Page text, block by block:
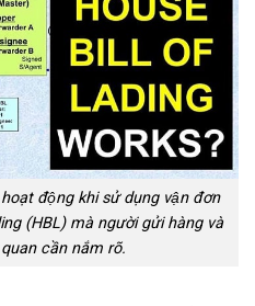
động khi sử dụng vận đơn
(HBL) mà người gửi hàng và
cần nắm rõ.